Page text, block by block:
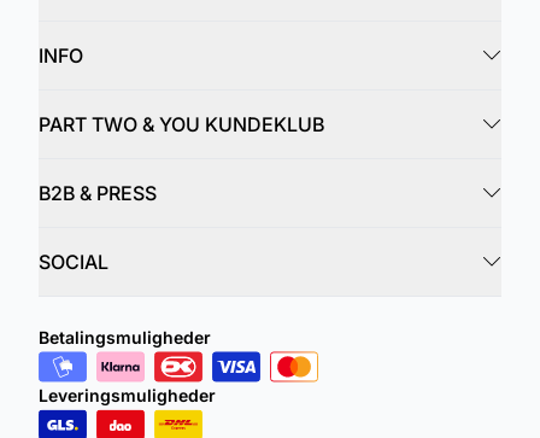
INFO
PART TWO & YOU KUNDEKLUB
B2B & PRESS
SOCIAL
Betalingsmuligheder
Leveringsmuligheder